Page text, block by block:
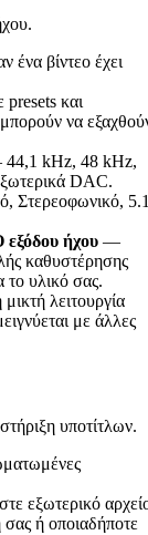
ένα βίντεο έχει
και
να
kHz, 48 kHz,
DAC.
Στερεοφωνικό,
εξόδου ήχου —
καθυστέρησης
το υλικό σας.
λειτουργία
με άλλες
υποτίτλων.
εξωτερικό
ή οποιαδήποτε